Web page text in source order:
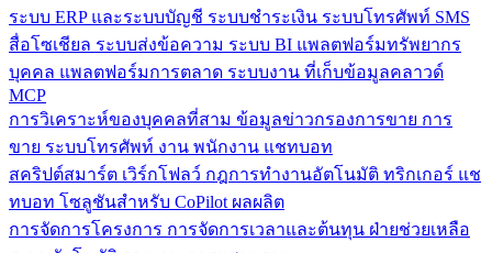
ระบบ ERP และระบบบัญชี ระบบชำระเงิน ระบบโทรศัพท์ SMS
สื่อโซเชียล ระบบส่งข้อความ ระบบ BI แพลตฟอร์มทรัพยากร
บุคคล แพลตฟอร์มการตลาด ระบบงาน ที่เก็บข้อมูลคลาวด์
MCP
การวิเคราะห์ของบุคคลที่สาม ข้อมูลข่าวกรองการขาย การ
ขาย ระบบโทรศัพท์ งาน พนักงาน แชทบอท
สคริปต์สมาร์ต เวิร์กโฟลว์ กฎการทำงานอัตโนมัติ ทริกเกอร์ แช
ทบอท โซลูชันสำหรับ CoPilot ผลผลิต
การจัดการโครงการ การจัดการเวลาและต้นทุน ฝ่ายช่วยเหลือ